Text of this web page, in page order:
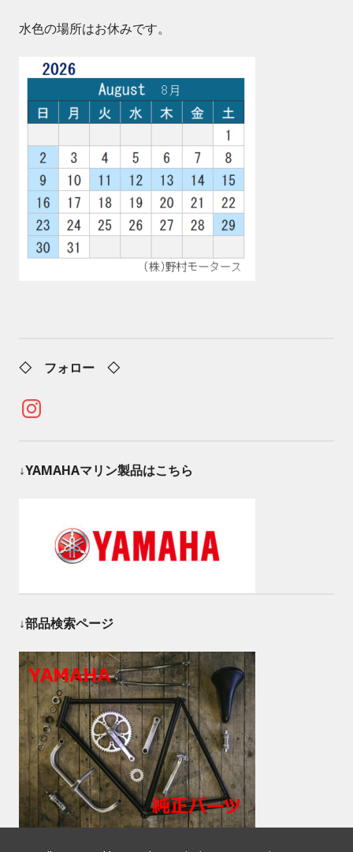
水色の場所はお休みです。
◇ フォロー ◇
Instagram
↓YAMAHAマリン製品はこちら
↓部品検索ページ